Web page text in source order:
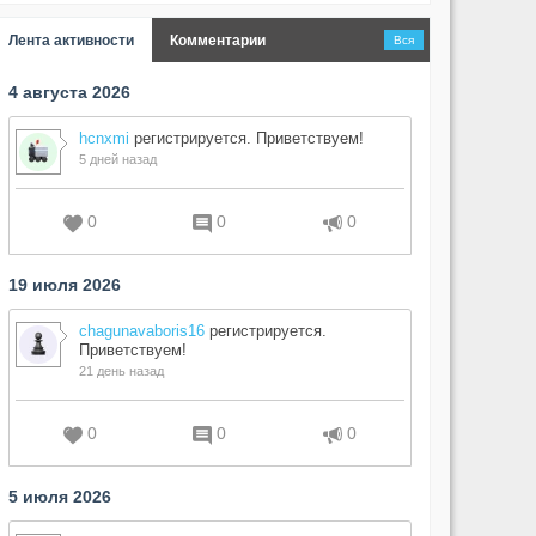
Лента активности Комментарии Вся
4 августа 2026
hcnxmi регистрируется. Приветствуем!
5 дней назад
0 0 0
19 июля 2026
chagunavaboris16 регистрируется.
Приветствуем!
21 день назад
0 0 0
5 июля 2026